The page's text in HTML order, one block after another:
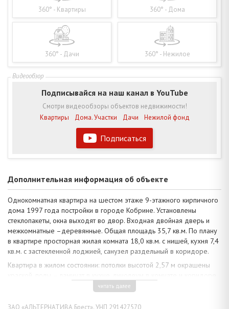
360° - Квартиры 360° - Дома
360° - Дачи 360° - Нежилое
Подписаться
Подписывайся на наш канал в YouTube
Смотри видеообзоры объектов недвижимости!
Квартиры
Дома. Участки Дачи Нежилой фонд
Дополнительная информация об объекте
Однокомнатная квартира на шестом этаже 9-этажного кирпичного
дома 1997 года постройки в городе Кобрине. Установлены
стеклопакеты, окна выходят во двор. Входная двойная дверь и
межкомнатные –деревянные. Общая площадь 35,7 кв.м. По плану
в квартире просторная жилая комната 18,0 кв.м. с нишей, кухня 7,4
кв.м. с застекленной лоджией, санузел раздельный в коридоре.
Квартира в жилом состоянии: потолки высотой 2,57 м окрашены
стены оклеены обоями. Санузел облицован плиткой, чугунная
остаются по договоренности. Телефонизация, домофон,
читать далее
ЗАО «АЛЬТЕРНАТИВА Брест». УНП 291427570